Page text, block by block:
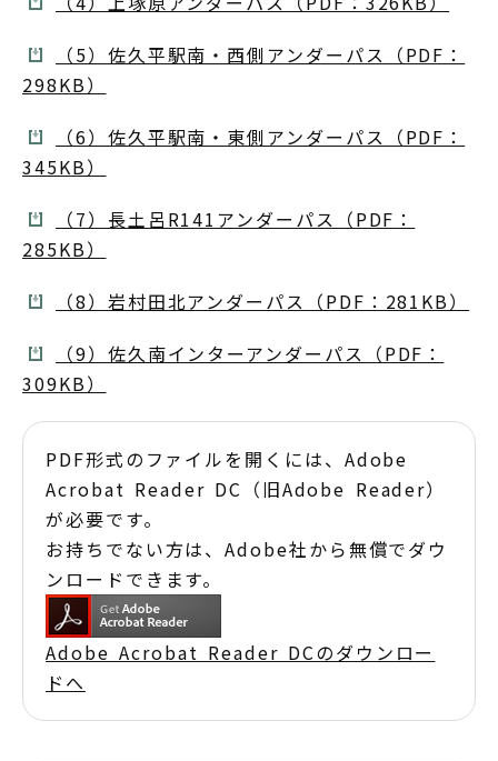
（5）佐久平駅南・西側アンダーパス（PDF：
298KB）
（6）佐久平駅南・東側アンダーパス（PDF：
345KB）
（7）長土呂R141アンダーパス（PDF：
285KB）
（8）岩村田北アンダーパス（PDF：281KB）
（9）佐久南インターアンダーパス（PDF：
309KB）
PDF形式のファイルを開くには、Adobe
Acrobat Reader DC（旧Adobe Reader）
が必要です。
お持ちでない方は、Adobe社から無償でダウ
ンロードできます。
Adobe Acrobat Reader DCのダウンロー
ドへ